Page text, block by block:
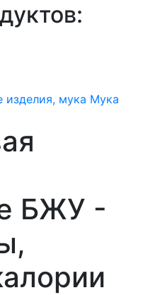
изделия, мука Мука
БЖУ -